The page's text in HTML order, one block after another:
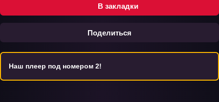
В закладки
Поделиться
Наш плеер под номером 2!